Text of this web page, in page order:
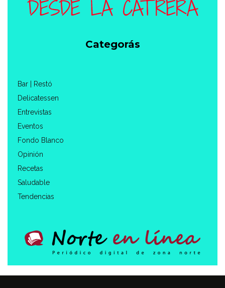
Categorás
Bar | Restó
Delicatessen
Entrevistas
Eventos
Fondo Blanco
Opinión
Recetas
Saludable
Tendencias